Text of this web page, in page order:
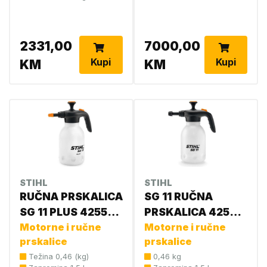
2331,00
KM
Kupi
7000,00
KM
Kupi
STIHL
RUČNA PRSKALICA
SG 11 PLUS 4255
019 4912
Motorne i ručne
prskalice
Težina 0,46 (kg)
STIHL
SG 11 RUČNA
PRSKALICA 4255
019 4910
Motorne i ručne
prskalice
0,46 kg